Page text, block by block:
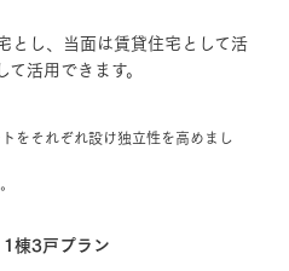
とし、当面は賃貸住宅として活
活用できます。
をそれぞれ設け独立性を高めまし
1棟3戸プラン